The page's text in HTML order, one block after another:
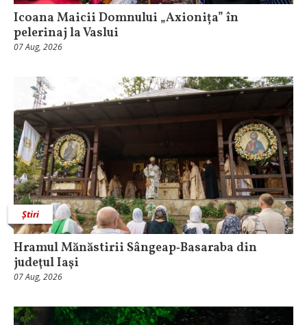
Icoana Maicii Domnului „Axionița” în
pelerinaj la Vaslui
07 Aug, 2026
Știri
Hramul Mănăstirii Sângeap‑Basaraba din
judeţul Iaşi
07 Aug, 2026